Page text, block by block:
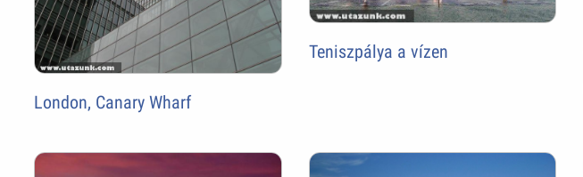
London, Canary Wharf
Teniszpálya a vízen